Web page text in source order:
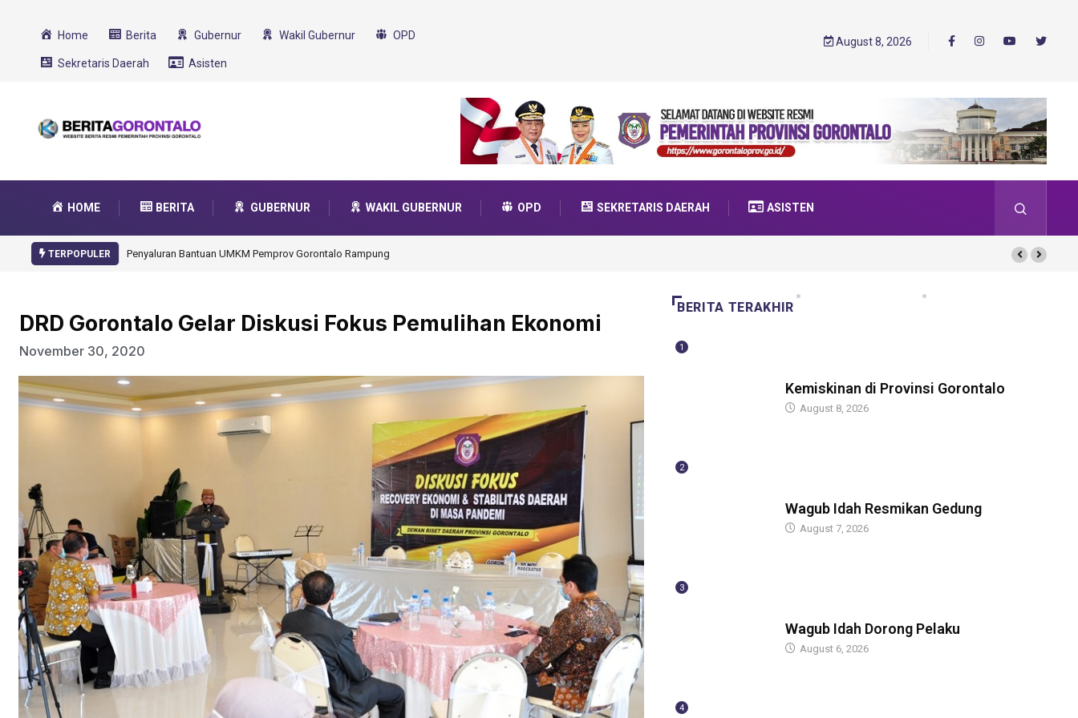
Home Berita Gubernur Wakil Gubernur OPD
Sekretaris Daerah Asisten
August 8, 2026
HOME BERITA GUBERNUR WAKIL GUBERNUR OPD SEKRETARIS DAERAH ASISTEN
TERPOPULER Gorontalo Ikut Dukung Program SMA Unggul Garuda Transformasi 2025
DRD Gorontalo Gelar Diskusi Fokus Pemulihan Ekonomi
November 30, 2020
BERITA TERAKHIR
1
Kemiskinan di Provinsi Gorontalo
August 8, 2026
2
Wagub Idah Resmikan Gedung
August 7, 2026
3
Wagub Idah Dorong Pelaku
August 6, 2026
4